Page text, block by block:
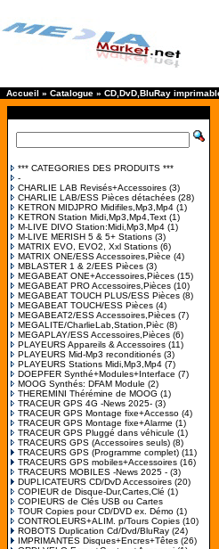
Accueil » Catalogue » CD,DvD,BluRay
*** CATEGORIES DES PRODUITS ***
-
CHARLIE LAB Revisés+Accessoires (3)
CHARLIE LAB/ESS Pièces détachées (28)
KETRON MIDJPRO Midifiles,Mp3,Mp4 (1)
KETRON Station Midi,Mp3,Mp4,Text (1)
M-LIVE DIVO Station:Midi,Mp3,Mp4 (1)
M-LIVE MERISH 5 & 5+ Stations (3)
MATRIX EVO, EVO2, Xxl Stations (6)
MATRIX ONE/ESS Accessoires,Pièce (4)
MBLASTER 1 & 2/EES Pièces (3)
MEGABEAT ONE+Accessoires,Pièces (15)
MEGABEAT PRO Accessoires,Pièces (10)
MEGABEAT TOUCH PLUS/ESS Pièces (8)
MEGABEAT TOUCH/ESS Pièces (4)
MEGABEAT2/ESS Accessoires,Pièces (7)
MEGALITE/CharlieLab,Station,Pièc (8)
MEGAPLAY/ESS Accessoires,Pièces (6)
PLAYEURS Appareils & Accessoires (11)
PLAYEURS Mid-Mp3 reconditionés (3)
PLAYEURS Stations Midi,Mp3,Mp4 (7)
DOEPFER Synthé+Modules+Interface (7)
MOOG Synthés: DFAM Module (2)
THEREMINI Thérémine de MOOG (1)
TRACEUR GPS 4G -News 2025- (3)
TRACEUR GPS Montage fixe+Accesso (4)
TRACEUR GPS Montage fixe+Alarme (1)
TRACEUR GPS Pluggé dans véhicule (1)
TRACEURS GPS (Accessoires seuls) (8)
TRACEURS GPS (Programme complet) (11)
TRACEURS GPS mobiles+Accessoires (16)
TRACEURS MOBILES -News 2025 - (3)
DUPLICATEURS CD/DvD Accessoires (20)
COPIEUR de Disque-Dur,Cartes,Clé (1)
COPIEURS de Clés USB ou Cartes
TOUR Copies pour CD/DVD ex. Démo (1)
CONTROLEURS+ALIM. p/Tours Copies (10)
ROBOTS Duplication Cd/Dvd/BluRay (24)
IMPRIMANTES Disques+Encres+Têtes (26)